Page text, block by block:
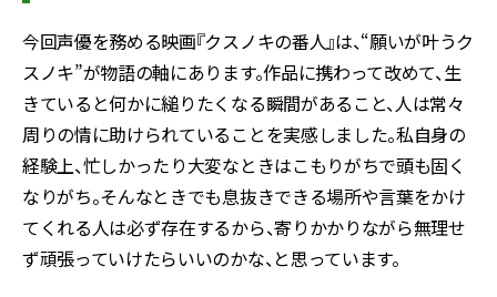
今回声優を務める映画『クスノキの番人』は、“願いが叶うク
スノキ”が物語の軸にあります。作品に携わって改めて、生
きていると何かに縋りたくなる瞬間があること、人は常々
周りの情に助けられていることを実感しました。私自身の
経験上、忙しかったり大変なときはこもりがちで頭も固く
なりがち。そんなときでも息抜きできる場所や言葉をかけ
てくれる人は必ず存在するから、寄りかかりながら無理せ
ず頑張っていけたらいいのかな、と思っています。